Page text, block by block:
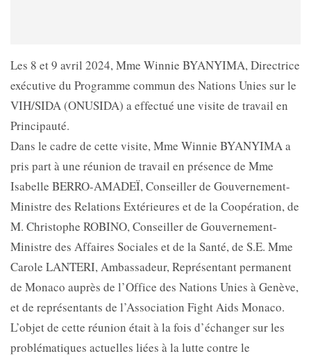
Les 8 et 9 avril 2024, Mme Winnie BYANYIMA, Directrice
exécutive du Programme commun des Nations Unies sur le
VIH/SIDA (ONUSIDA) a effectué une visite de travail en
Principauté.
Dans le cadre de cette visite, Mme Winnie BYANYIMA a
pris part à une réunion de travail en présence de Mme
Isabelle BERRO-AMADEÏ, Conseiller de Gouvernement-
Ministre des Relations Extérieures et de la Coopération, de
M. Christophe ROBINO, Conseiller de Gouvernement-
Ministre des Affaires Sociales et de la Santé, de S.E. Mme
Carole LANTERI, Ambassadeur, Représentant permanent
de Monaco auprès de l’Office des Nations Unies à Genève,
et de représentants de l’Association Fight Aids Monaco.
L’objet de cette réunion était à la fois d’échanger sur les
problématiques actuelles liées à la lutte contre le